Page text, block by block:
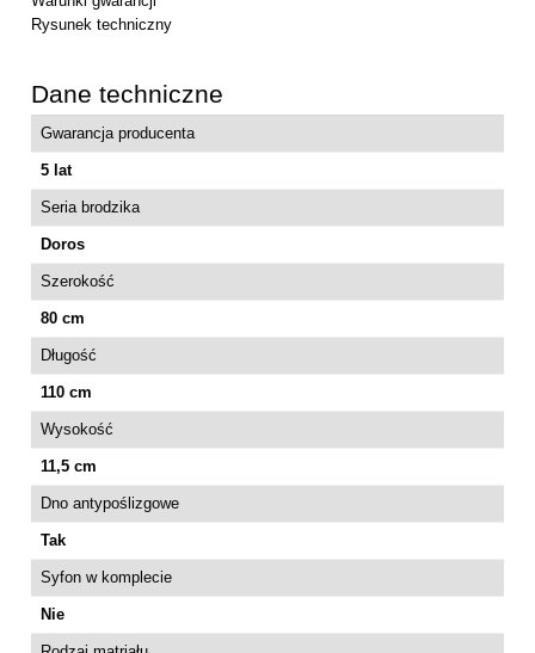
Rysunek techniczny
Dane techniczne
Gwarancja producenta
5 lat
Seria brodzika
Doros
Szerokość
80 cm
Długość
110 cm
Wysokość
11,5 cm
Dno antypoślizgowe
Tak
Syfon w komplecie
Nie